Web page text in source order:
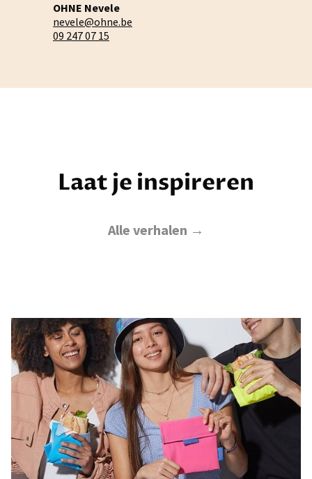
OHNE Nevele
nevele@ohne.be
09 247 07 15
Laat je inspireren
Alle verhalen →